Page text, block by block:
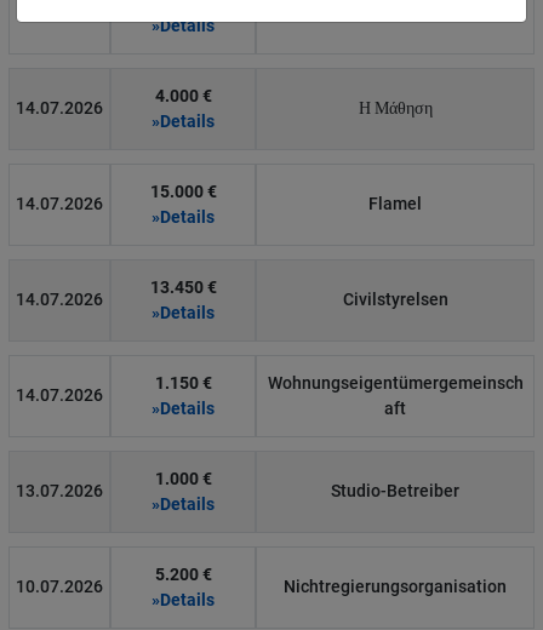
»Details
14.07.2026
4.000 €
»Details
Η Μάθηση
14.07.2026
15.000 €
»Details
Flamel
14.07.2026
13.450 €
»Details
Civilstyrelsen
14.07.2026
1.150 €
»Details
Wohnungseigentümergemeinsch
aft
13.07.2026
1.000 €
»Details
Studio-Betreiber
10.07.2026
5.200 €
»Details
Nichtregierungsorganisation